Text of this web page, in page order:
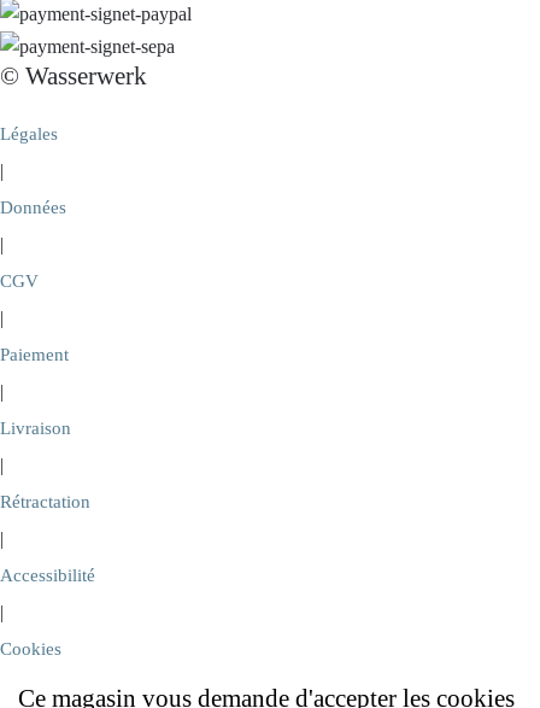
© Wasserwerk
Légales
|
Données
|
CGV
|
Paiement
|
Livraison
|
Rétractation
|
Accessibilité
|
Cookies
Ce magasin vous demande d'accepter les cookies